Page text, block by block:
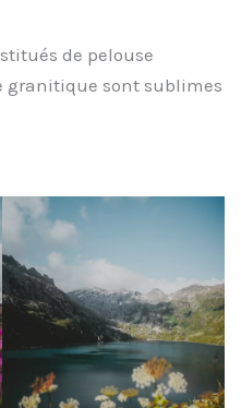
de pelouse
granitique sont sublimes